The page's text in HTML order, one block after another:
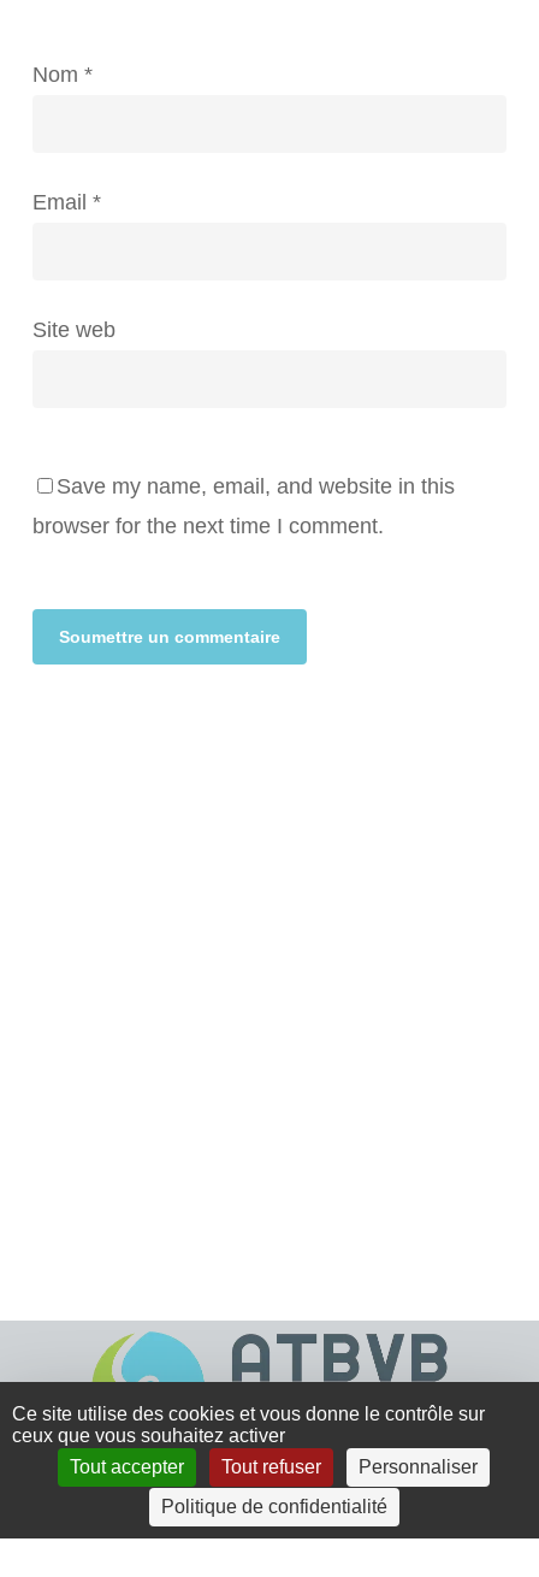
Nom *
Email *
Site web
Save my name, email, and website in this
browser for the next time I comment.
4 rue Crec’h-Ugen
22810 Belle Isle en Terre
Ce site utilise des cookies et vous donne le contrôle sur
ceux que vous souhaitez activer
Tout accepter
Tout refuser
Personnaliser
Politique de confidentialité